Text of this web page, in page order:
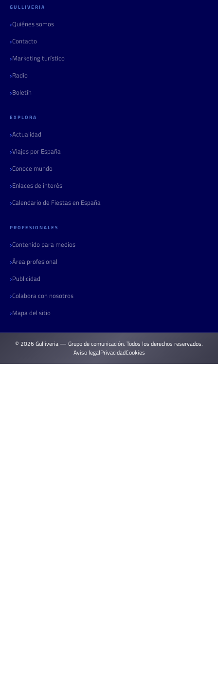
GULLIVERIA
Quiénes somos
Contacto
Marketing turístico
Radio
Boletín
EXPLORA
Actualidad
Viajes por España
Conoce mundo
Enlaces de interés
Calendario de Fiestas en España
PROFESIONALES
Contenido para medios
Área profesional
Publicidad
Colabora con nosotros
Mapa del sitio
© 2026 Gulliveria — Grupo de comunicación. Todos los derechos reservados.
Aviso legalPrivacidadCookies